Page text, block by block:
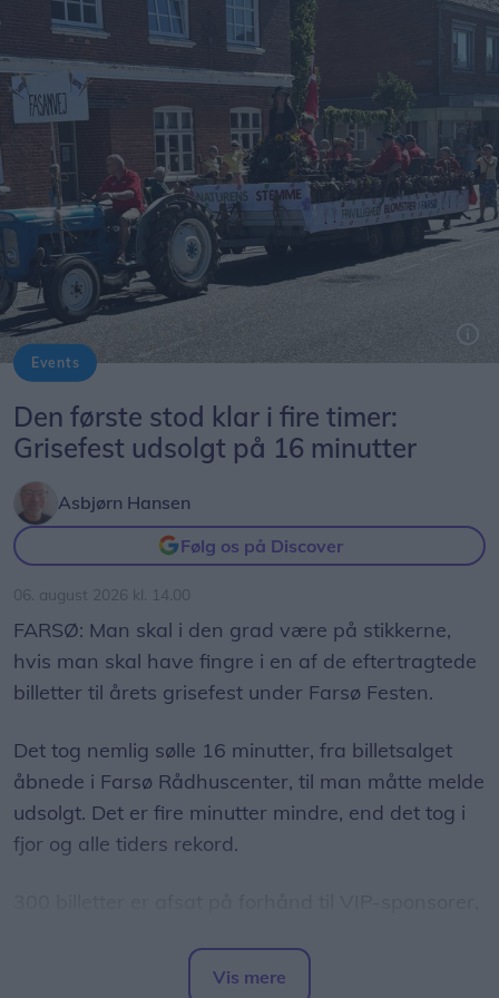
Events
Den første stod klar i fire timer:
Grisefest udsolgt på 16 minutter
Asbjørn Hansen
Følg os på Discover
06. august 2026 kl. 14.00
FARSØ: Man skal i den grad være på stikkerne,
hvis man skal have fingre i en af de eftertragtede
billetter til årets grisefest under Farsø Festen.
Det tog nemlig sølle 16 minutter, fra billetsalget
åbnede i Farsø Rådhuscenter, til man måtte melde
udsolgt. Det er fire minutter mindre, end det tog i
fjor og alle tiders rekord.
det er faktisk flere end sidste år.
Vis mere